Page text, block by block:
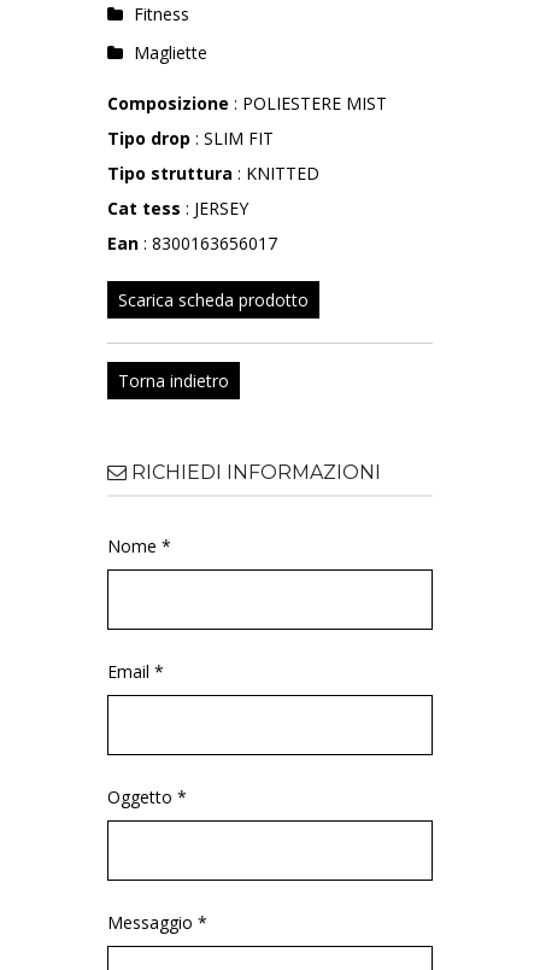
Fitness
Magliette
Composizione : POLIESTERE MIST
Tipo drop : SLIM FIT
Tipo struttura : KNITTED
Cat tess : JERSEY
Ean : 8300163656017
Scarica scheda prodotto
Torna indietro
RICHIEDI INFORMAZIONI
Nome *
Email *
Oggetto *
Messaggio *